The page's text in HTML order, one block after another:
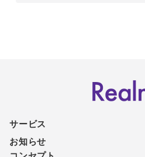
サービス
お知らせ